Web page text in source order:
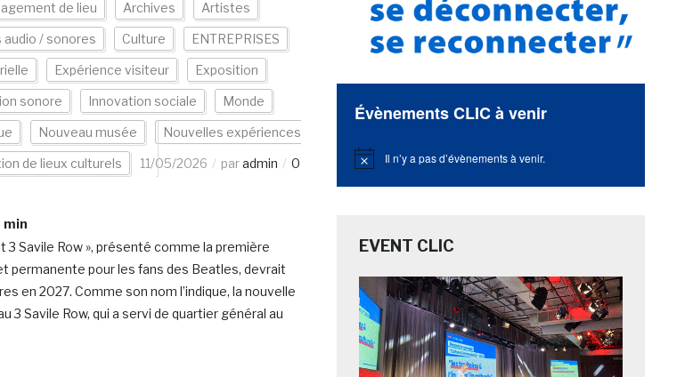
de lieu Archives Artistes
audio / sonores Culture ENTREPRISES
Expérience visiteur Exposition
sonore Innovation sociale Monde
Nouveau musée Nouvelles expériences
de lieux culturels 11/05/2026 paradmin
0
min
3 Savile Row », présenté comme la première
permanente pour les fans des Beatles, devrait
en 2027. Comme son nom l’indique, la nouvelle
3 Savile Row, qui a servi de quartier général au
Évènements CLIC à venir
Notice Il n’y a pas d’évènements à venir.
EVENT CLIC